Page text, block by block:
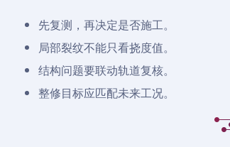
先复测，再决定是否施工。
局部裂纹不能只看挠度值。
结构问题要联动轨道复核。
整修目标应匹配未来工况。